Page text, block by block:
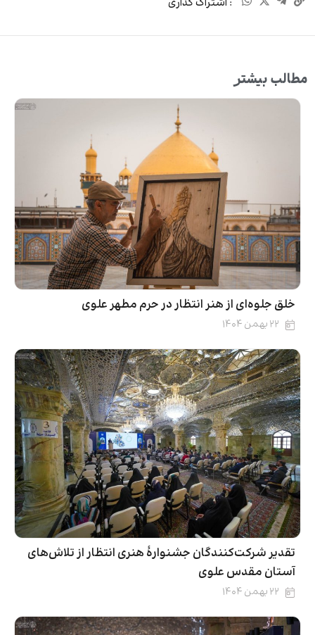
: اشتراک گذاری
مطالب بیشتر
خلق جلوه‌ای از هنر انتظار در حرم مطهر علوی
۲۲ بهمن ۱۴۰۴
تقدیر شرکت‌کنندگان جشنوارۀ هنری انتظار از تلاش‌های
آستان مقدس علوی
۲۲ بهمن ۱۴۰۴